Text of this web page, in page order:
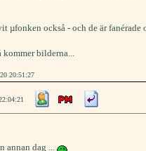
µfonken också - och de är
bilderna...
20:51:27
annan dag ...